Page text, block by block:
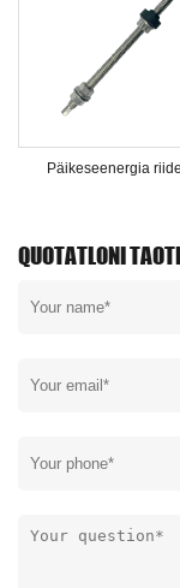
Päikeseenergia
QUOTATLONI